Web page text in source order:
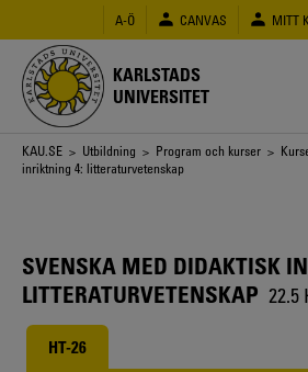
huvudinnehåll
A-Ö CANVAS MITT
KARLSTADS
UNIVERSITET
Länkstig
KAU.SE > Utbildning > Program och kurser >
inriktning 4: litteraturvetenskap
SVENSKA MED DIDAKTISK
LITTERATURVETENSKAP 22.5
HT-26